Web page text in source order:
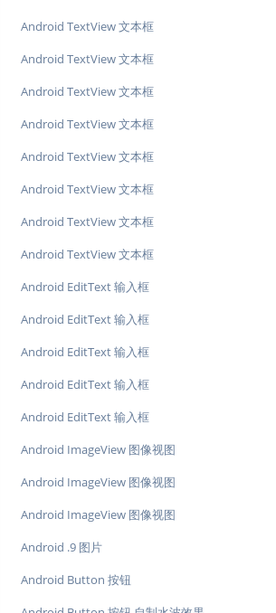
Android TextView 文本框
Android TextView 文本框
Android TextView 文本框
Android TextView 文本框
Android TextView 文本框
Android TextView 文本框
Android TextView 文本框
Android TextView 文本框
Android EditText 输入框
Android EditText 输入框
Android EditText 输入框
Android EditText 输入框
Android EditText 输入框
Android ImageView 图像视图
Android ImageView 图像视图
Android ImageView 图像视图
Android .9 图片
Android Button 按钮